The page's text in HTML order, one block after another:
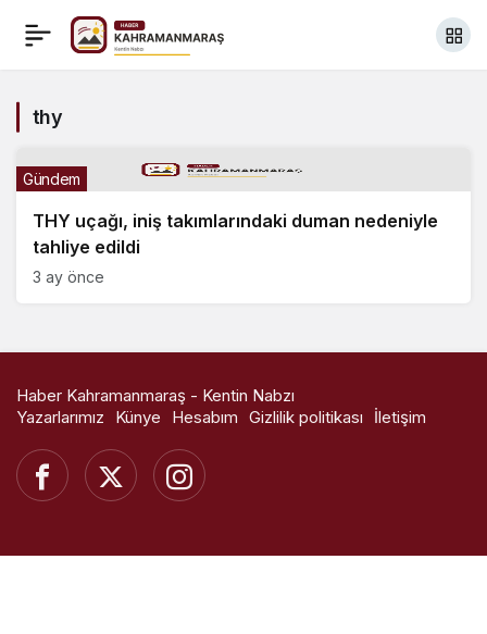
thy
THY uçağı, iniş takımlarındaki duman nedeniyle
tahliye edildi
Gündem
3 ay önce
Haber Kahramanmaraş - Kentin Nabzı
Yazarlarımız
Künye Hesabım Gizlilik politikası İletişim